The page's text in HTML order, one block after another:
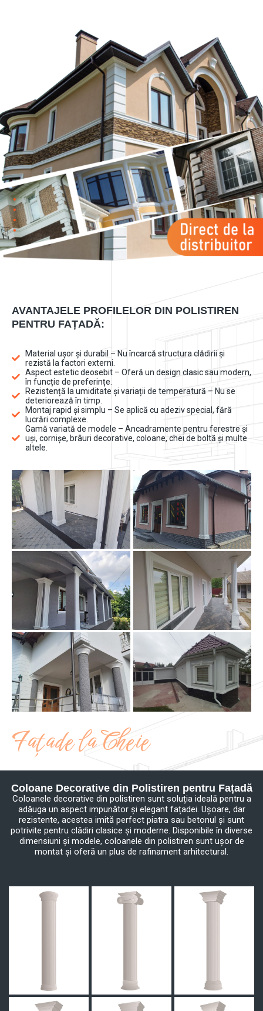
AVANTAJELE PROFILELOR DIN POLISTIREN
PENTRU FAȚADĂ:
Material ușor și durabil – Nu încarcă structura clădirii și
rezistă la factori externi.
Aspect estetic deosebit – Oferă un design clasic sau modern,
în funcție de preferințe.
Rezistență la umiditate și variații de temperatură – Nu se
deteriorează în timp.
Montaj rapid și simplu – Se aplică cu adeziv special, fără
lucrări complexe.
Gamă variată de modele – Ancadramente pentru ferestre și
uși, cornișe, brâuri decorative, coloane, chei de boltă și multe
altele.
Fațade la Cheie
Coloane Decorative din Polistiren pentru Fațadă
Coloanele decorative din polistiren sunt soluția ideală pentru a
adăuga un aspect impunător și elegant fațadei. Ușoare, dar
rezistente, acestea imită perfect piatra sau betonul și sunt
potrivite pentru clădiri clasice și moderne. Disponibile în diverse
dimensiuni și modele, coloanele din polistiren sunt ușor de
montat și oferă un plus de rafinament arhitectural.